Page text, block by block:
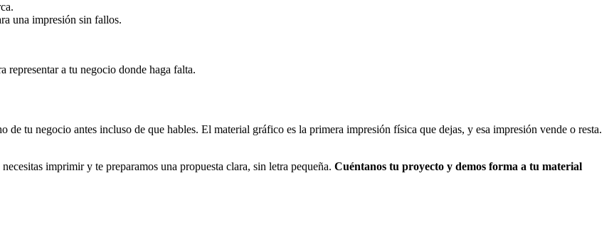
una impresión sin fallos.
representar a tu negocio donde haga falta.
tu negocio antes incluso de que hables. El material gráfico es la primera impresión física que dejas, y esa impresión vende o resta.
necesitas imprimir y te preparamos una propuesta clara, sin letra pequeña. Cuéntanos tu proyecto y demos forma a tu material